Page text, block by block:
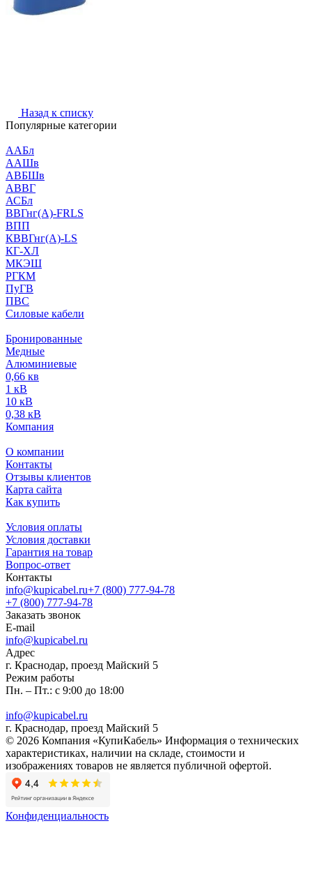
Назад к списку
Популярные категории
ААБл
ААШв
АВБШв
АВВГ
АСБл
ВВГнг(А)-FRLS
ВПП
КВВГнг(А)-LS
КГ-ХЛ
МКЭШ
РГКМ
ПуГВ
ПВС
Силовые кабели
Бронированные
Медные
Алюминиевые
0,66 кв
1 кВ
10 кВ
0,38 кВ
Компания
О компании
Контакты
Отзывы клиентов
Карта сайта
Как купить
Условия оплаты
Условия доставки
Гарантия на товар
Вопрос-ответ
Контакты
info@kupicabel.ru+7 (800) 777-94-78
+7 (800) 777-94-78
Заказать звонок
E-mail
info@kupicabel.ru
Адрес
г. Краснодар, проезд Майский 5
Режим работы
Пн. – Пт.: с 9:00 до 18:00
info@kupicabel.ru
г. Краснодар, проезд Майский 5
© 2026 Компания «КупиКабель» Информация о технических
характеристиках, наличии на складе, стоимости и
изображениях товаров не является публичной офертой.
Конфиденциальность